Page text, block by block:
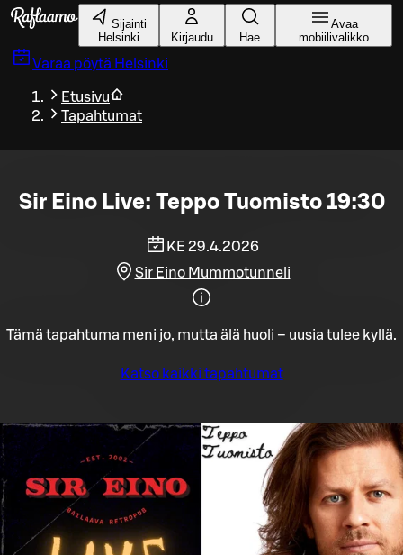
Siirry pääsisältöön
Sijainti
Helsinki
Kirjaudu Hae
Avaa
mobiilivalikko
Varaa pöytä Helsinki
Etusivu
Tapahtumat
Sir Eino Live: Teppo Tuomisto 19:30
KE 29.4.2026
Sir Eino Mummotunneli
Tämä tapahtuma meni jo, mutta älä huoli – uusia tulee kyllä.
Katso kaikki tapahtumat